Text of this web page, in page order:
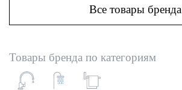
Все товары бренда
Товары бренда по категориям